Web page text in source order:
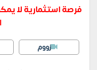
فرصة استثمارية لا
زووم